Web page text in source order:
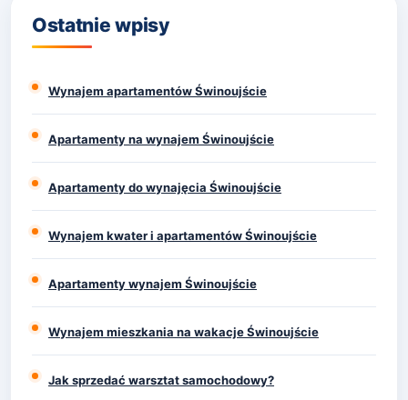
Ostatnie wpisy
Wynajem apartamentów Świnoujście
Apartamenty na wynajem Świnoujście
Apartamenty do wynajęcia Świnoujście
Wynajem kwater i apartamentów Świnoujście
Apartamenty wynajem Świnoujście
Wynajem mieszkania na wakacje Świnoujście
Jak sprzedać warsztat samochodowy?